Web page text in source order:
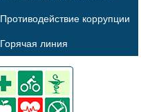
Противодействие коррупции
Горячая линия